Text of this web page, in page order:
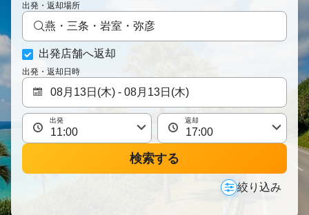
出発・返却場所
燕・三条・岩室・弥彦
出発店舗へ返却
出発・返却日時
出発 返却
検索する
絞り込み